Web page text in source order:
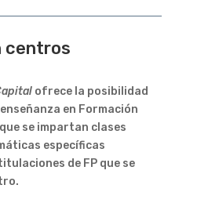
centros
ofrece la posibilidad
en Formación
se impartan clases
específicas
de FP que se